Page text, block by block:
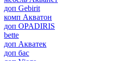
доп Gebirit
комп Акватон
доп OPADIRIS
bette
доп Акватек
доп бас